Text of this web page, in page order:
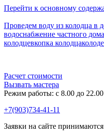
Перейти к основному
Проведем воду из колодца в
водоснабжение частного
колодцевкопка колодца
Расчет стоимости
Вызвать мастера
Режим работы: c 8.00 до 22.00
+7(903)734-41-11
Заявки на сайте